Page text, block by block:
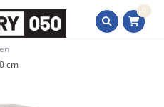
0
cm